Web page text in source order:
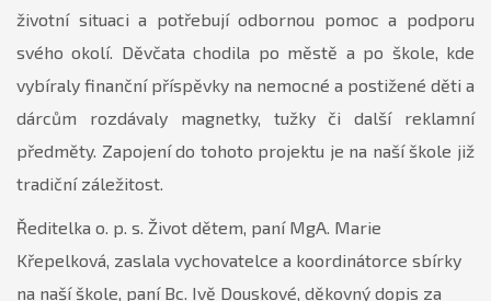
životní situaci a potřebují odbornou pomoc a podporu
svého okolí. Děvčata chodila po městě a po škole, kde
vybíraly finanční příspěvky na nemocné a postižené děti a
dárcům rozdávaly magnetky, tužky či další reklamní
předměty. Zapojení do tohoto projektu je na naší škole již
tradiční záležitost.
Ředitelka o. p. s. Život dětem, paní MgA. Marie
Křepelková, zaslala vychovatelce a koordinátorce sbírky
na naší škole, paní Bc. Ivě Douskové, děkovný dopis za